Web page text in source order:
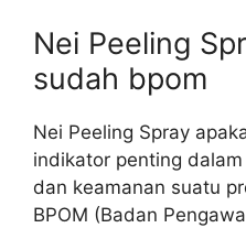
Nei Peeling
sudah bpom
Nei Peeling Spray
indikator penting
dan keamanan suatu
BPOM (Badan